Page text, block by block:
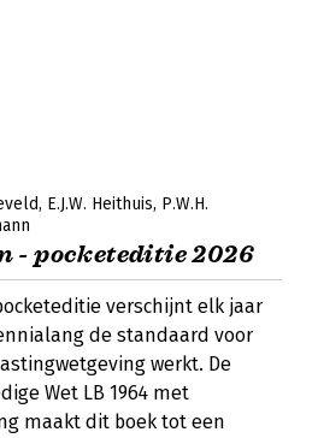
E.J.W. Heithuis P.W.H.
- pocketeditie 2026
verschijnt elk jaar
de standaard voor
werkt. De
Wet LB 1964 met
maakt dit boek tot een